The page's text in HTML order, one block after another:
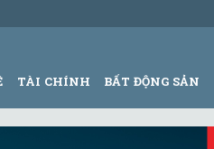
TÀI CHÍNH BẤT ĐỘNG SẢN